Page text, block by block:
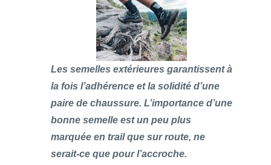
Les semelles extérieures garantissent à
la fois l’adhérence et la solidité d’une
paire de chaussure. L’importance d’une
bonne semelle est un peu plus
marquée en trail que sur route, ne
serait-ce que pour l’accroche.